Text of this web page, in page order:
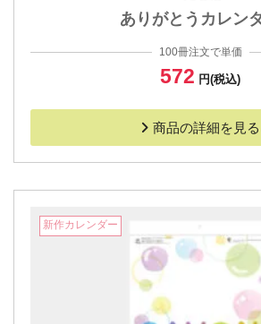
ありがとうカレン
100冊注文で単価
572 円(税込)
商品の詳細を見る
新作カレンダー